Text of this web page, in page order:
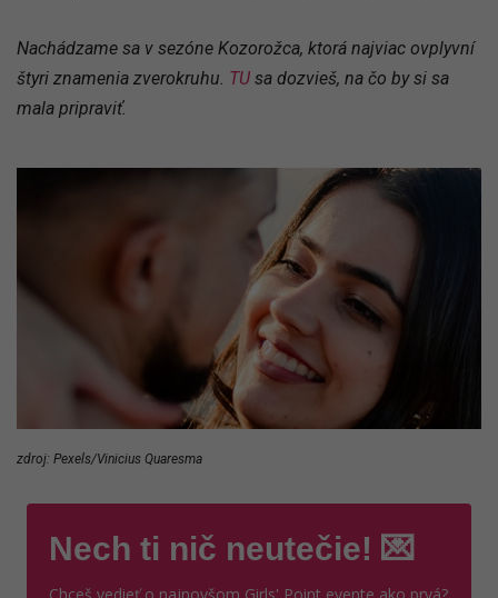
Nachádzame sa v sezóne Kozorožca, ktorá najviac ovplyvní
štyri znamenia zverokruhu. TU sa dozvieš, na čo by si sa
mala pripraviť.
zdroj: Pexels/Vinicius Quaresma
Nech ti nič neutečie! 💌
Chceš vedieť o najnovšom Girls' Point evente ako prvá?